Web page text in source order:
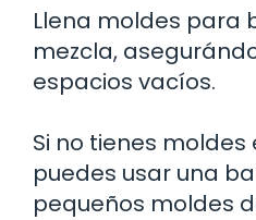
Llena moldes para
mezcla,
espacios vacíos.
Si no tienes moldes
puedes usar una
pequeños moldes